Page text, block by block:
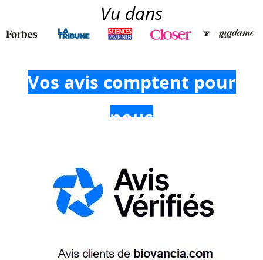
Vu dans
Vos avis comptent pour
nous